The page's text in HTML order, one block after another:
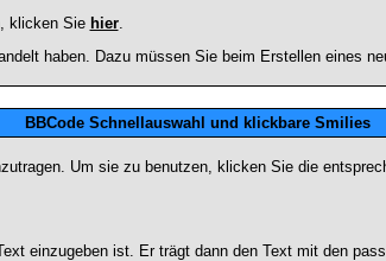
klicken Sie hier.
haben. Dazu müssen Sie beim Erstellen eines
BBCode Schnellauswahl und klickbare Smilies
Um sie zu benutzen, klicken Sie die
einzugeben ist. Er trägt dann den Text mit den